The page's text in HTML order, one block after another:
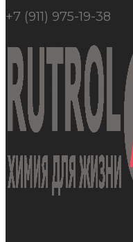
+7 (911) 975-19-38